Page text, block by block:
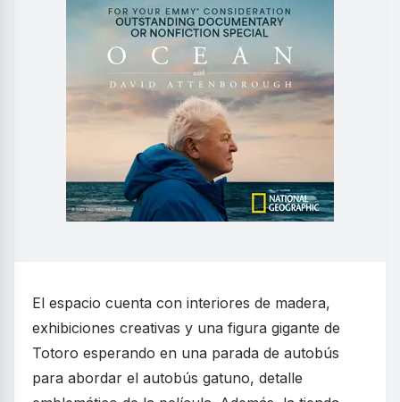
El espacio cuenta con interiores de madera,
exhibiciones creativas y una figura gigante de
Totoro esperando en una parada de autobús
para abordar el autobús gatuno, detalle